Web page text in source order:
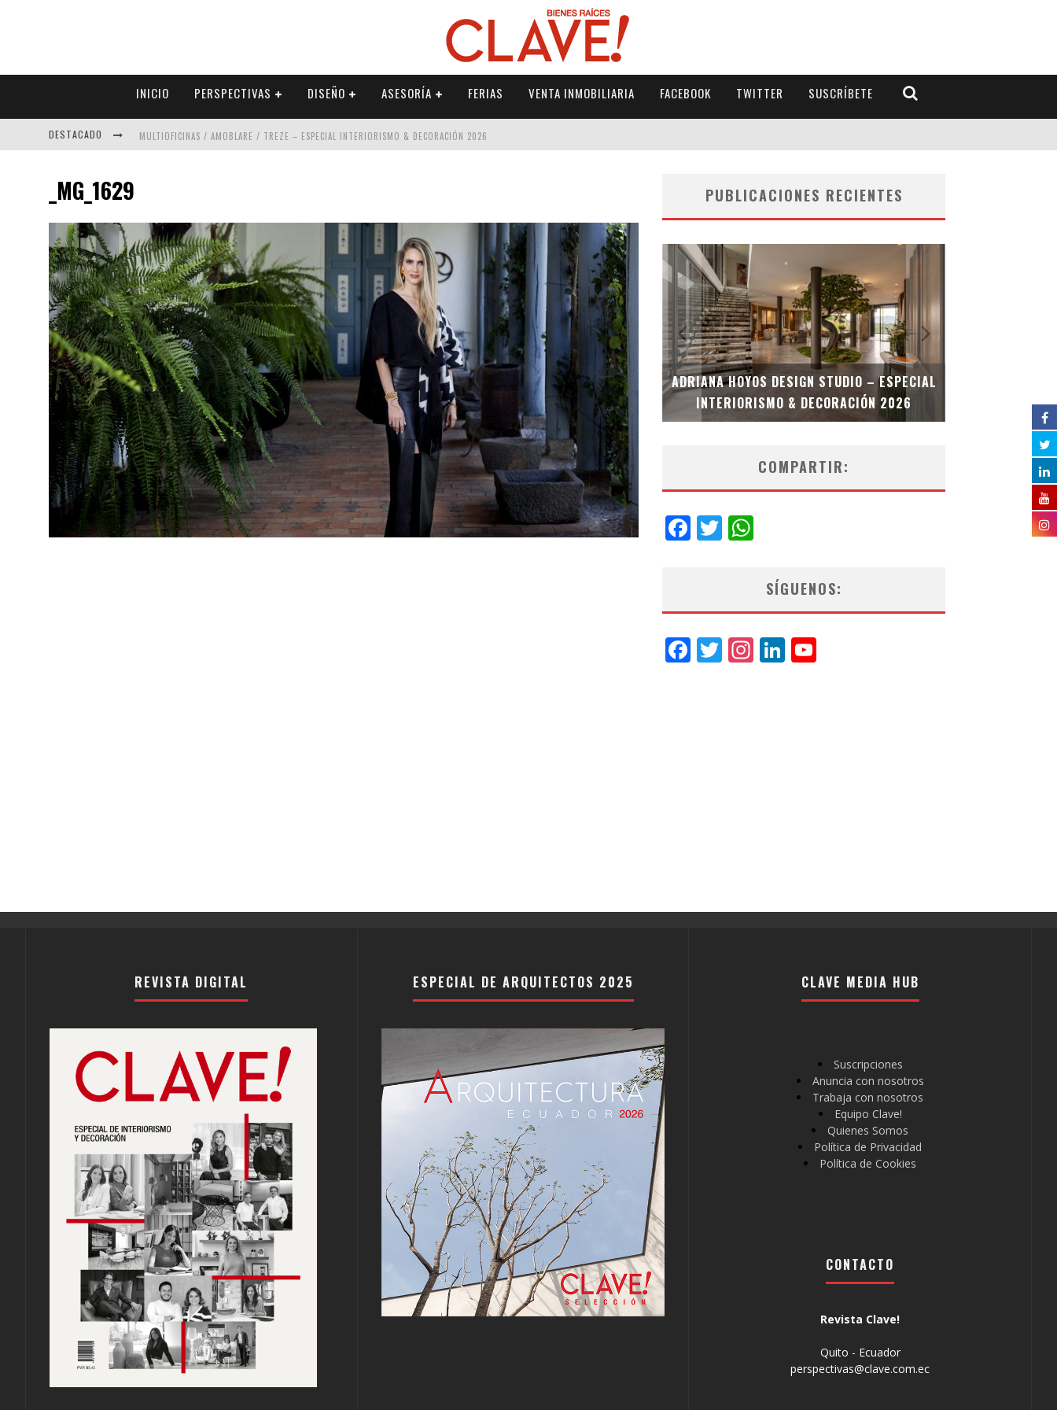
INICIO PERSPECTIVAS DISEÑO ASESORÍA FERIAS VENTA INMOBILIARIA FACEBOOK TWITTER SUSCRÍBETE
DESTACADO MULTIOFICINAS / AMOBLARE / TREZE – ESPECIAL INTERIORISMO & DECORACIÓN 2026
ADRIANA HOYOS DESIGN STUDIO – ESPECIAL INTERIORISMO & DECORACIÓN 2026
_MG_1629 PUBLICACIONES RECIENTES
MUBB DESIGN STUDIO – ESPECIAL
INTERIORISMO & DECORACIÓN 2026
ADRIANA HOYOS DESIGN STUDIO – ESPECIAL
INTERIORISMO & DECORACIÓN 2026
COMPARTIR:
Facebook
Twitter
SÍGUENOS:
Facebook
Twitter
Instagram
LinkedIn
REVISTA DIGITAL ESPECIAL DE ARQUITECTOS 2025 CLAVE MEDIA HUB
Suscripciones
Anuncia con nosotros
Trabaja con nosotros
Equipo Clave!
Quienes Somos
Política de Privacidad
Política de Cookies
CONTACTO
Revista Clave!
Quito - Ecuador
perspectivas@clave.com.ec